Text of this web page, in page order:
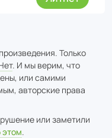
Только
. И мы верим, что
или самими
авторские права
или заметили
этом.